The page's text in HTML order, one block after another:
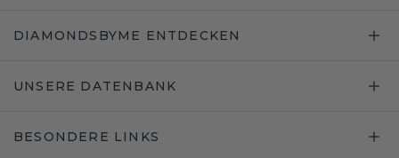
DIAMONDSBYME ENTDECKEN
UNSERE DATENBANK
BESONDERE LINKS